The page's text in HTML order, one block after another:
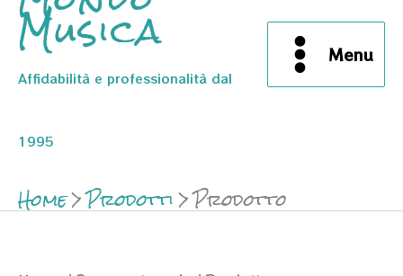
Musica
Affidabilità e professionalità dal
1995
Menu
Home Prodotti Prodotto